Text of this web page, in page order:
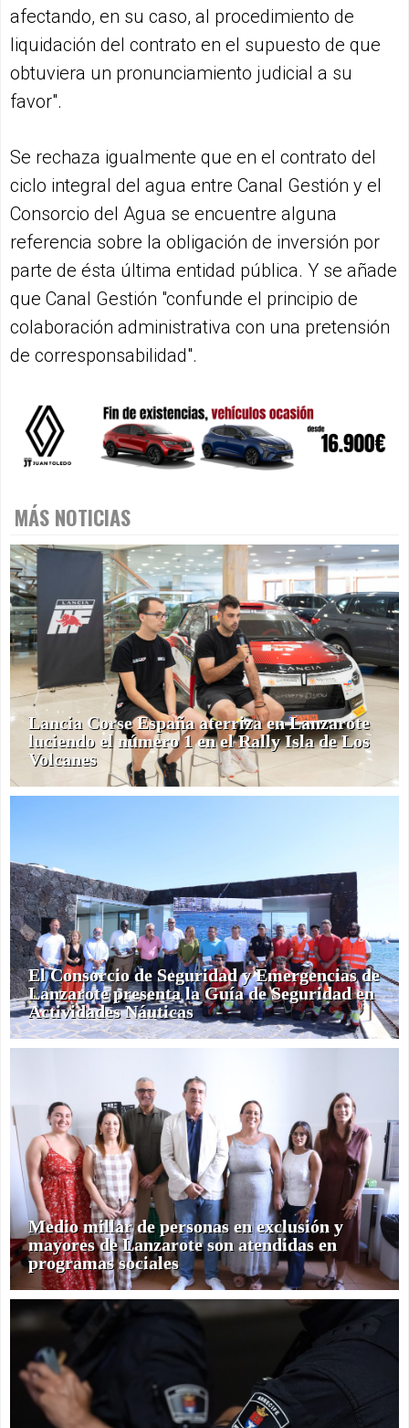
afectando, en su caso, al procedimiento de
liquidación del contrato en el supuesto de que
obtuviera un pronunciamiento judicial a su
favor".
Se rechaza igualmente que en el contrato del
ciclo integral del agua entre Canal Gestión y el
Consorcio del Agua se encuentre alguna
referencia sobre la obligación de inversión por
parte de ésta última entidad pública. Y se añade
que Canal Gestión "confunde el principio de
colaboración administrativa con una pretensión
de corresponsabilidad".
MÁS NOTICIAS
Lancia Corse España aterriza en Lanzarote
luciendo el número 1 en el Rally Isla de Los
Volcanes
El Consorcio de Seguridad y Emergencias de
Lanzarote presenta la Guía de Seguridad en
Actividades Náuticas
Medio millar de personas en exclusión y
mayores de Lanzarote son atendidas en
programas sociales